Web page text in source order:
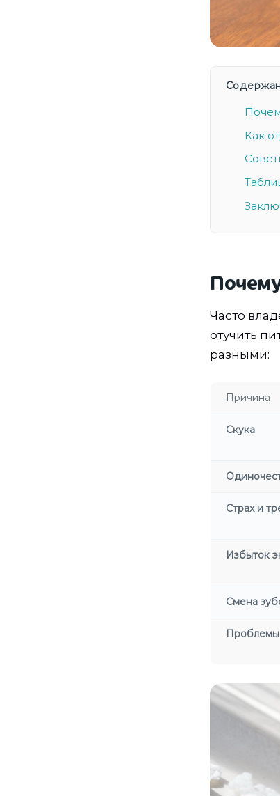
Как
Часто
отучить
разными:
Причина
Скука
Страх и
Избыток
Смена